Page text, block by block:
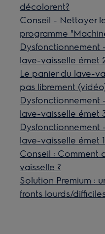
décolorent?
Conseil - Nettoyer
programme
Dysfonctionnement
lave-vaisselle émet
Le panier du lave-
pas librement
Dysfonctionnement
lave-vaisselle émet
Dysfonctionnement
lave-vaisselle émet
Conseil : Comment
vaisselle ?
Solution Premium :
fronts lourds/